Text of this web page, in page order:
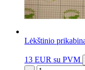
Lėkštinio
13 EUR su PVM